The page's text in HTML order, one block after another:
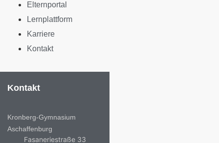
Elternportal
Lernplattform
Karriere
Kontakt
Kontakt
Kronberg-Gymnasium
Aschaffenburg
Fasaneriestraße 33